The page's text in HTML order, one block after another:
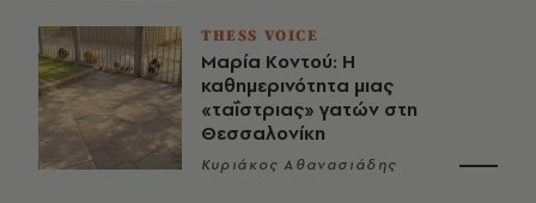
THESS VOICE
Μαρία Κοντού: Η
καθημερινότητα μιας
«ταΐστριας» γατών στη
Θεσσαλονίκη
Κυριάκος Αθανασιάδης